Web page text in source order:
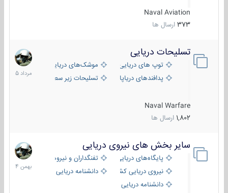
Naval Aviation
373 ارسال ها
تسلیحات دریایی
توپ های دریایی
موشک‌های دریایی
پدافندهای دریاپایه
تسلیحات زیر سطحی
Naval Warfare
1,802 ارسال ها
2
مرداد
1405
سایر بخش های نیروی دریایی
پایگاه‌های دریایی
تفنگداران و نیروهای ویژه‌ی دریایی
نیروی دریایی کشورهای مختلفدانشنامه دریایی
دانشنامه دریایی کپی
22
بهمن
1404